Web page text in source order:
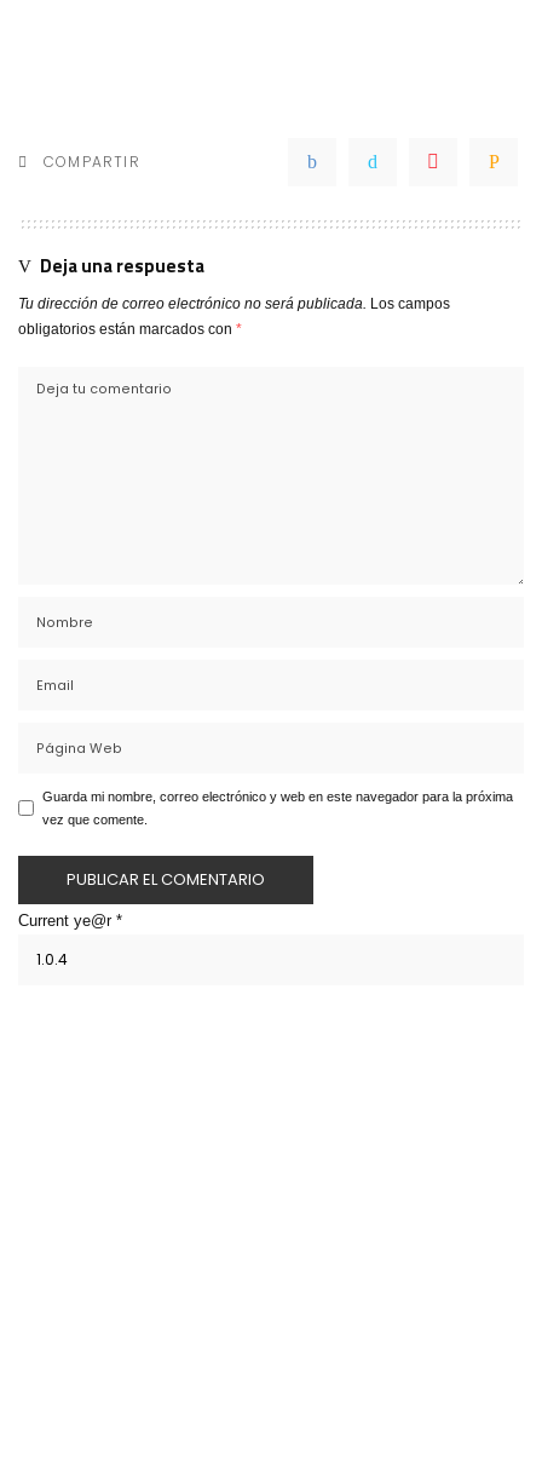
COMPARTIR
Deja una respuesta
Tu dirección de correo electrónico no será publicada. Los campos
obligatorios están marcados con *
Guarda mi nombre, correo electrónico y web en este navegador para la próxima
vez que comente.
Current ye@r *